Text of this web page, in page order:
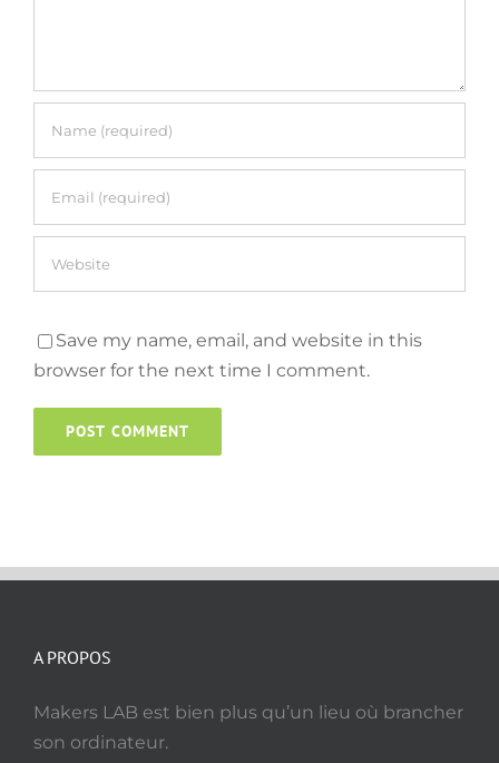
Save my name, email, and website in this
browser for the next time I comment.
A PROPOS
Makers LAB est bien plus qu’un lieu où brancher
son ordinateur.